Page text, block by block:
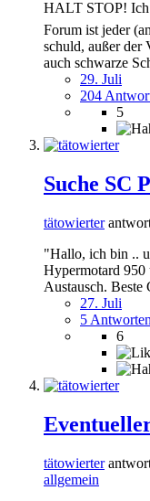
HALT STOP! Ich
Forum ist jeder
schuld, außer der
auch schwarze
29. Juli
204
5
Suche SC
tätowierter
"Hallo, ich bin ..
Hypermotard 950
Austausch. Beste
27. Juli
5 Antworten
6
tätowierter
allgemein